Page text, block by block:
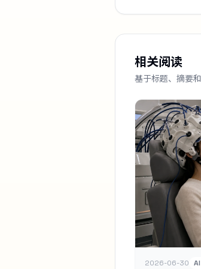
相关阅读
基于标题、摘要
2026-06-30